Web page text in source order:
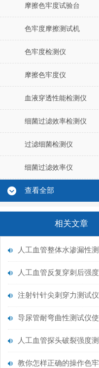
摩擦色牢度试验台
色牢度摩擦测试机
色牢度检测仪
摩擦色牢度仪
血液穿透性能检测仪
细菌过滤效率检测仪
过滤细菌检测仪
细菌过滤效率仪
查看全部
相关文章